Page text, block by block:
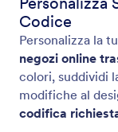
Codice
Personalizza la
negozi online
colori, suddividi
modifiche al
codifica